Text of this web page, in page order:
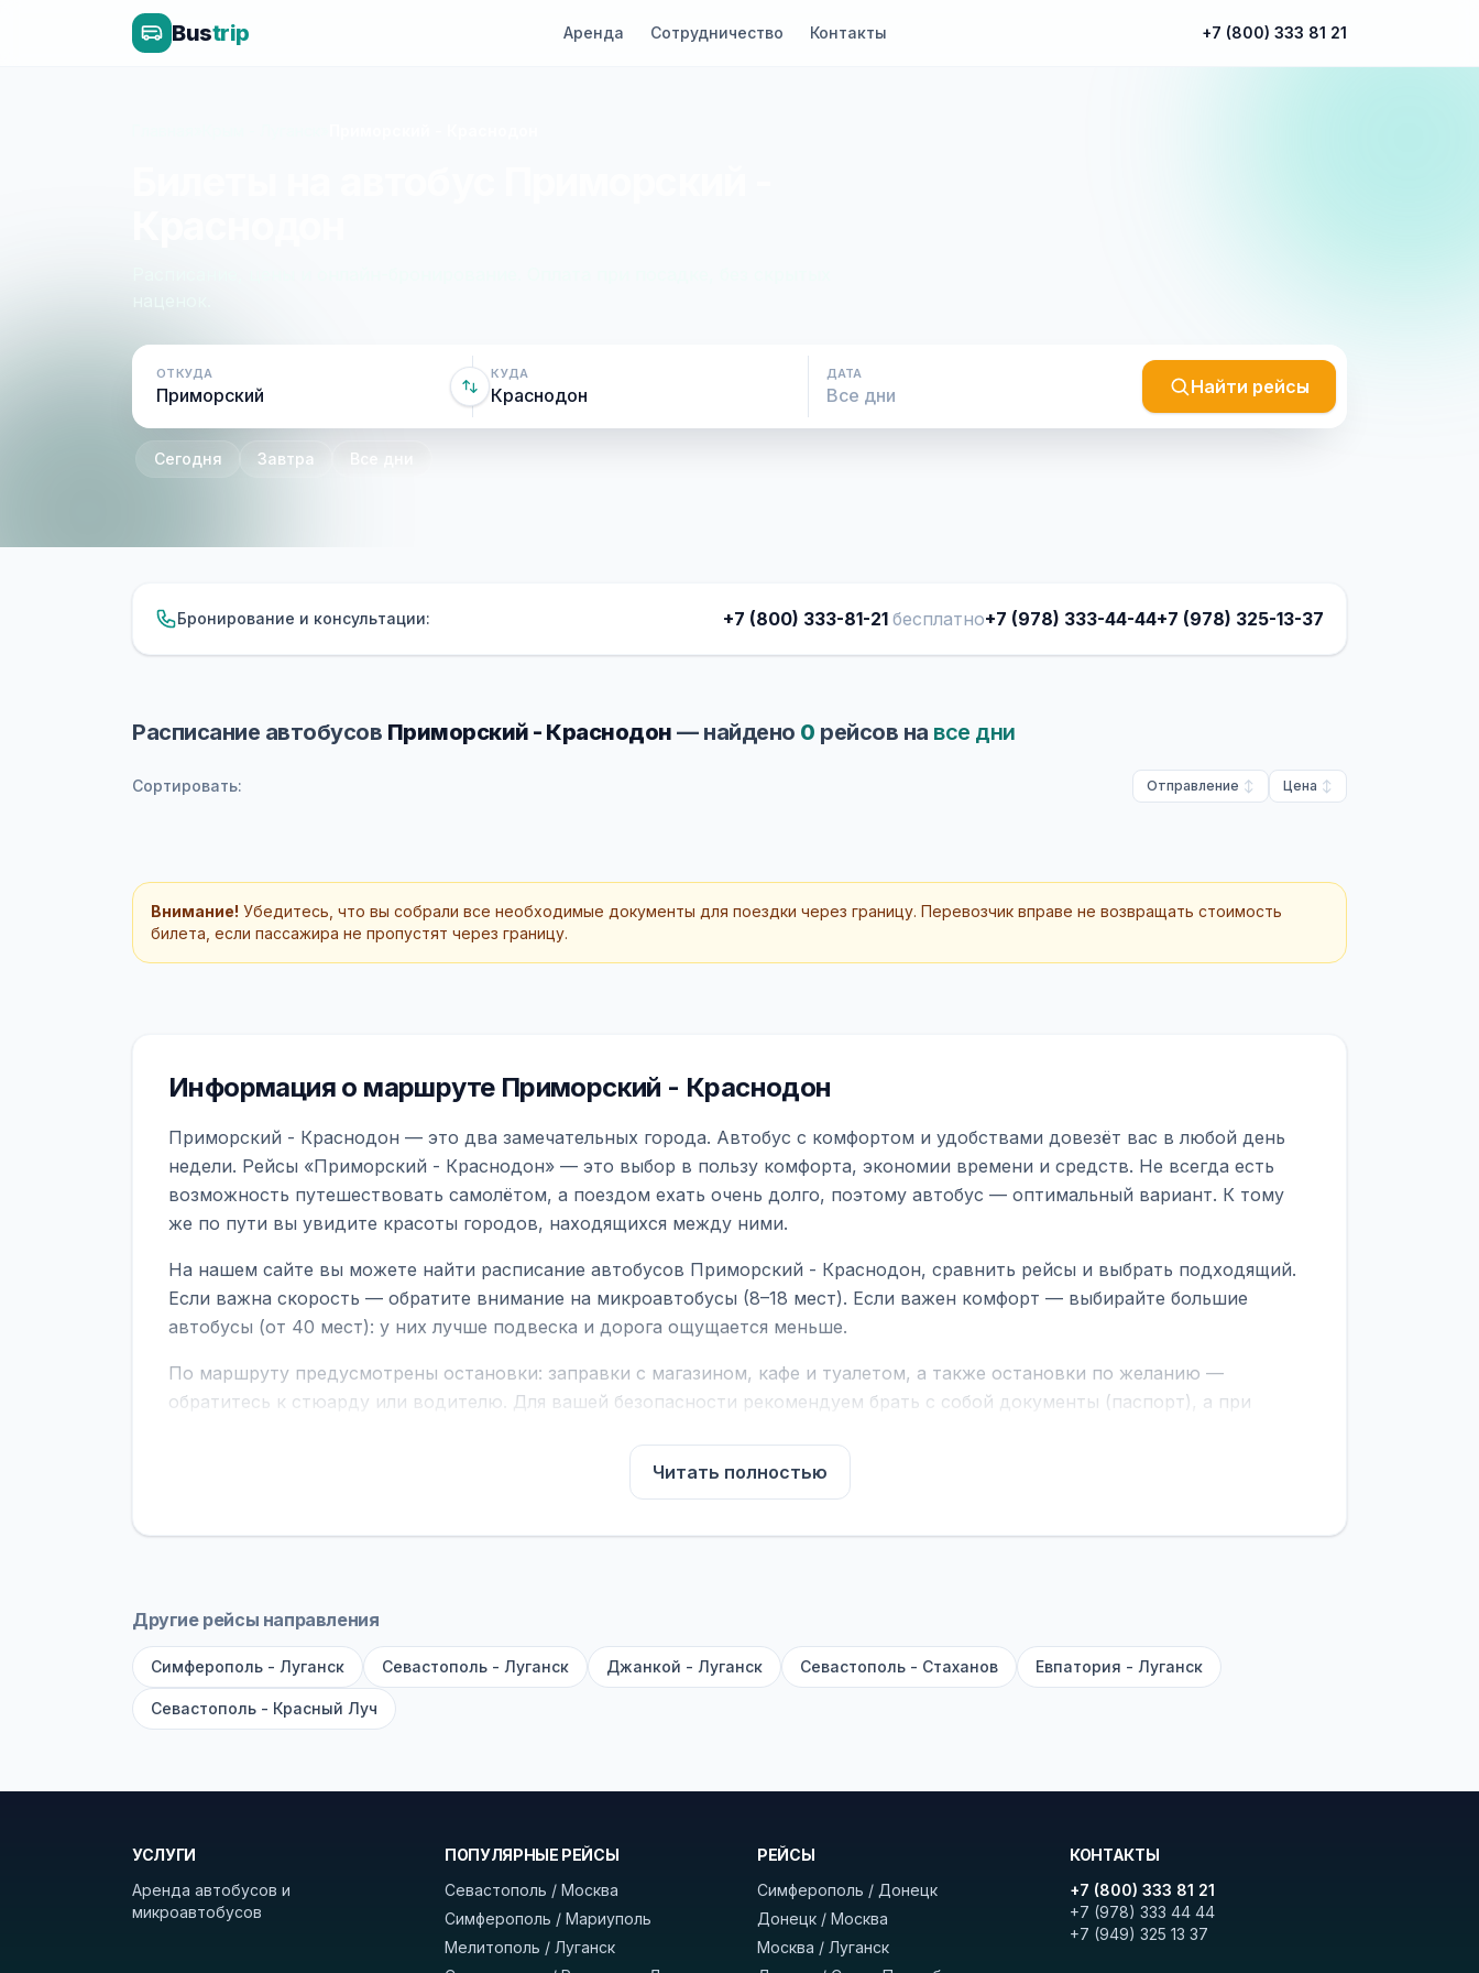
Bustrip Аренда Сотрудничество Контакты +7 (800) 333 81 21
ОТКУДА КУДА ДАТА
Найти рейсы
Сегодня Завтра Все дни
Бронирование и консультации: +7 (800) 333-81-21 бесплатно+7 (978) 333-44-44+7 (978) 325-13-37
Расписание автобусов Приморский - Краснодон — найдено 0 рейсов на все дни
Сортировать: Отправление Цена
Внимание! Убедитесь, что вы собрали все необходимые документы для поездки через границу. Перевозчик вправе не возвращать стоимость
билета, если пассажира не пропустят через границу.
Информация о маршруте Приморский - Краснодон
Приморский - Краснодон — это два замечательных города. Автобус с комфортом и удобствами довезёт вас в любой день
недели. Рейсы «Приморский - Краснодон» — это выбор в пользу комфорта, экономии времени и средств. Не всегда есть
возможность путешествовать самолётом, а поездом ехать очень долго, поэтому автобус — оптимальный вариант. К тому
же по пути вы увидите красоты городов, находящихся между ними.
На нашем сайте вы можете найти расписание автобусов Приморский - Краснодон, сравнить рейсы и выбрать подходящий.
Если важна скорость — обратите внимание на микроавтобусы (8–18 мест). Если важен комфорт — выбирайте большие
автобусы (от 40 мест): у них лучше подвеска и дорога ощущается меньше.
По маршруту предусмотрены остановки: заправки с магазином, кафе и туалетом, а также остановки по желанию —
обратитесь к стюарду или водителю. Для вашей безопасности рекомендуем брать с собой документы (паспорт), а при
В автобусах есть всё необходимое для комфортной поездки: регулировка сидений, кондиционер, отопление, зарядка
устройств, вода, пледы. На больших автобусах работают стюарды. У нас
оплата производится только при посадке, печатать билет заранее не нужно.
рейсов вы увидите время выезда, место посадки, время и место прибытия, время в пути и цену. Кнопка «Детали рейса»
Удачных поездок! С уважением, командаBUSTRIP.PRO
Читать полностью
Другие рейсы направления
Симферополь - Луганск Севастополь - Луганск Джанкой - Луганск Севастополь - Стаханов Евпатория - Луганск
Севастополь - Красный Луч
УСЛУГИ
Аренда автобусов и
микроавтобусов
ПОПУЛЯРНЫЕ РЕЙСЫ
Севастополь / Москва
Симферополь / Мариуполь
Мелитополь / Луганск
РЕЙСЫ
Симферополь / Донецк
Донецк / Москва
Москва / Луганск
КОНТАКТЫ
+7 (800) 333 81 21
+7 (978) 333 44 44
+7 (949) 325 13 37